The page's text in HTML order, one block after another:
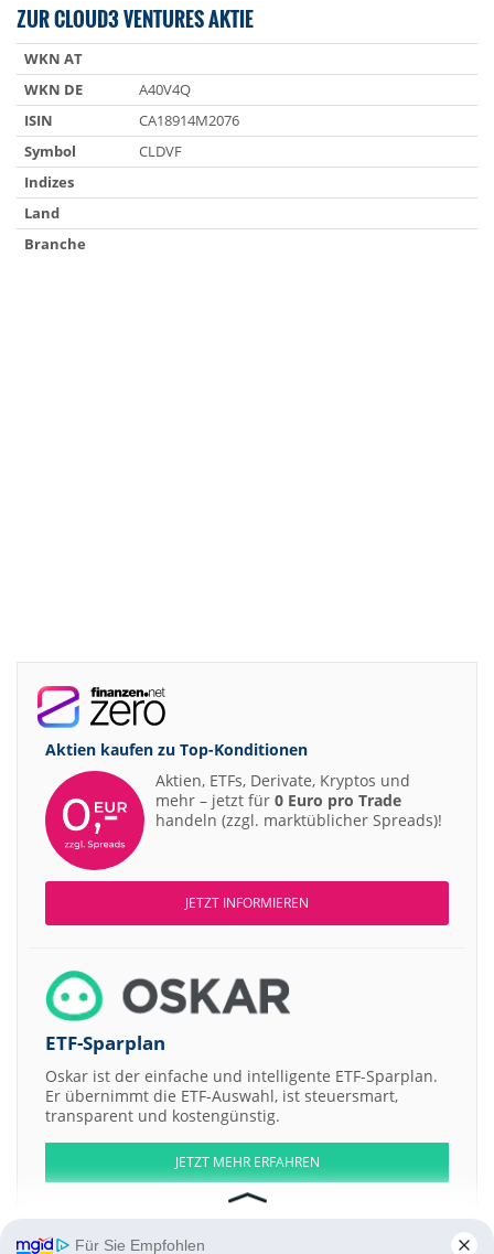
ZUR CLOUD3 VENTURES AKTIE
WKN AT
WKN DE
A40V4Q
ISIN
CA18914M2076
Symbol
CLDVF
Indizes
Land
Branche
Aktien kaufen zu Top-Konditionen
Aktien, ETFs, Derivate, Kryptos und
mehr – jetzt für 0 Euro pro Trade
handeln (zzgl. marktüblicher Spreads)!
JETZT INFORMIEREN
ETF-Sparplan
Oskar ist der einfache und intelligente ETF-Sparplan.
Er übernimmt die ETF-Auswahl, ist steuersmart,
transparent und kostengünstig.
JETZT MEHR ERFAHREN
Für Sie Empfohlen